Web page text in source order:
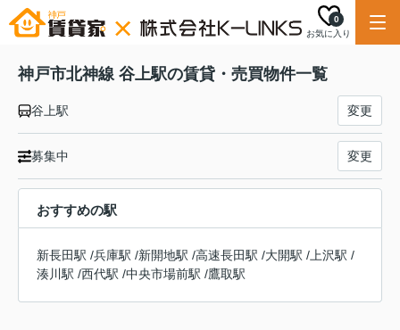
お気に入り
0
神戸市北神線 谷上駅の賃貸・売買物件一覧
谷上駅 変更
募集中 変更
おすすめの駅
新長田駅 /兵庫駅 /新開地駅 /高速長田駅 /大開駅 / 上沢駅 /
湊川駅 /西代駅 /中央市場前駅 /鷹取駅